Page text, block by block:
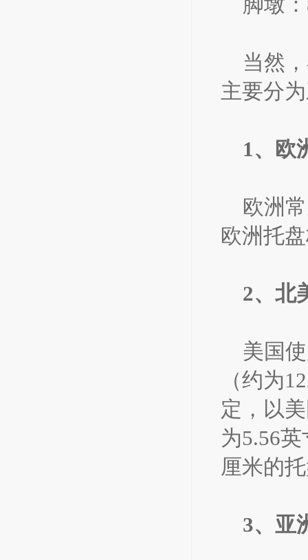
脚墩
当然
主要分
1、欧
欧洲
欧洲托
2、北
美国
（约为
定，以
为5.56
厘米的
3、亚